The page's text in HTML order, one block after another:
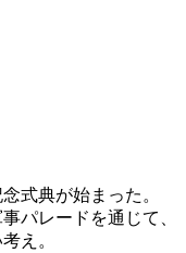
式典が始まった。
パレードを通じて、
え。